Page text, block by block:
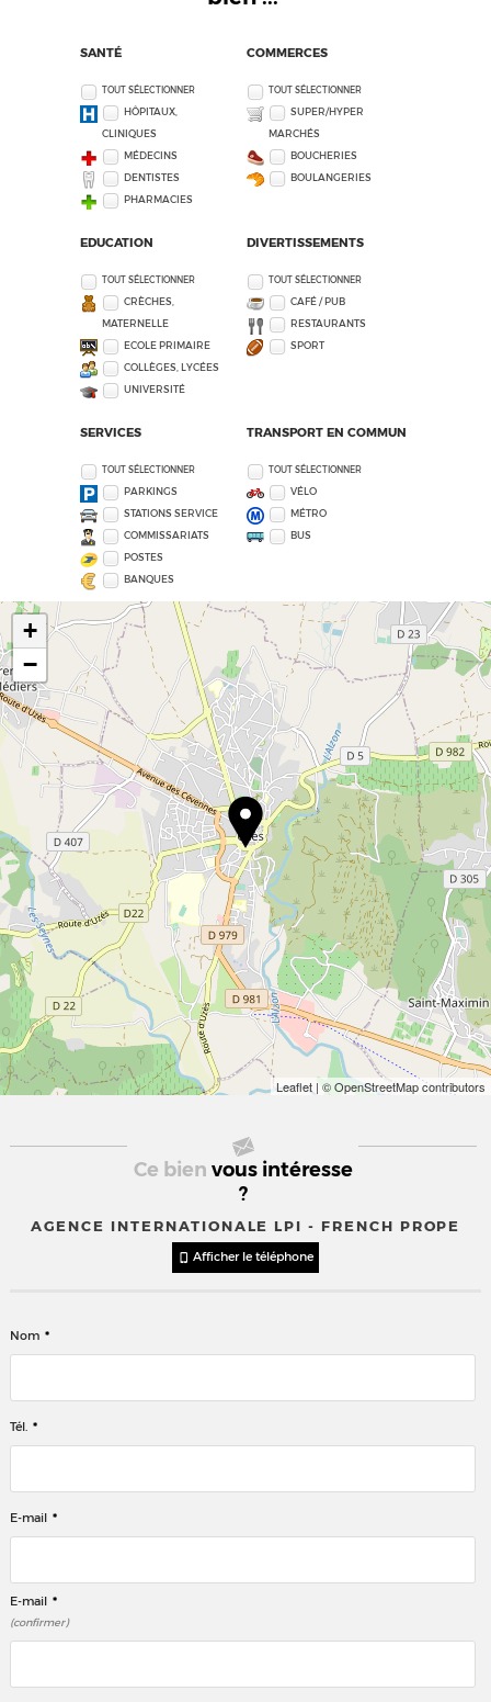
SANTÉ
TOUT SÉLECTIONNER
HÔPITAUX,
CLINIQUES
MÉDECINS
DENTISTES
PHARMACIES
COMMERCES
TOUT SÉLECTIONNER
SUPER/HYPER
MARCHÉS
BOUCHERIES
BOULANGERIES
EDUCATION
TOUT SÉLECTIONNER
CRÈCHES,
MATERNELLE
ECOLE PRIMAIRE
COLLÈGES, LYCÉES
UNIVERSITÉ
DIVERTISSEMENTS
TOUT SÉLECTIONNER
CAFÉ / PUB
RESTAURANTS
SPORT
SERVICES
TOUT SÉLECTIONNER
PARKINGS
STATIONS SERVICE
COMMISSARIATS
POSTES
BANQUES
TRANSPORT EN COMMUN
TOUT SÉLECTIONNER
VÉLO
MÉTRO
BUS
+
−
Leaflet | © OpenStreetMap contributors
Ce bien vous intéresse
?
AGENCE INTERNATIONALE LPI - FRENCH PROPE
Afficher le téléphone
Nom *
Tél. *
E-mail *
E-mail *
(confirmer)